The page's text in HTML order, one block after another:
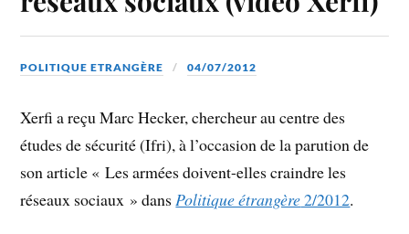
POLITIQUE ETRANGÈRE 04/07/2012
Xerfi a reçu Marc Hecker, chercheur au centre des
études de sécurité (Ifri), à l’occasion de la parution de
son article « Les armées doivent-elles craindre les
réseaux sociaux » dansPolitique étrangère2/2012.